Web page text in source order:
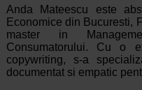
Anda Mateescu este
Economice din Bucuresti,
master in
Consumatorului. Cu o
copywriting, s-a
documentat si empatic